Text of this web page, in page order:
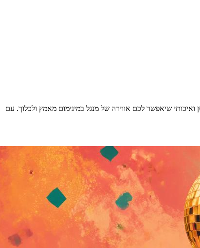
שיאפשר לכם אווירה של מנגל במינימום מאמץ ולכלוך. עם